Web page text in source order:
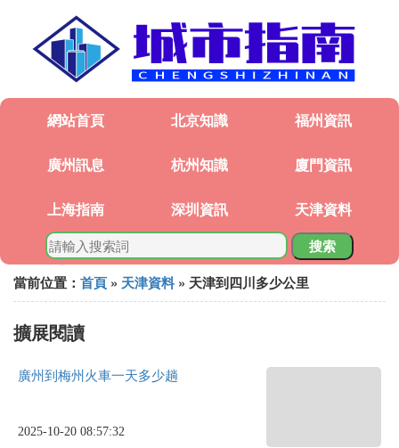
網站首頁 北京知識 福州資訊
廣州訊息 杭州知識 廈門資訊
上海指南 深圳資訊 天津資料
搜索
當前位置： 首頁 » 天津資料 » 天津到四川多少公里
擴展閱讀
廣州到梅州火車一天多少趟
2025-10-20 08:57:32